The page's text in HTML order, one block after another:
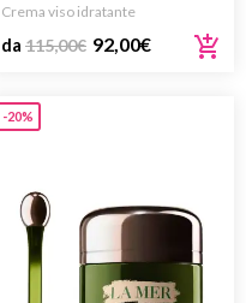
Crema viso idratante
da 115,00€ 92,00€
-20%